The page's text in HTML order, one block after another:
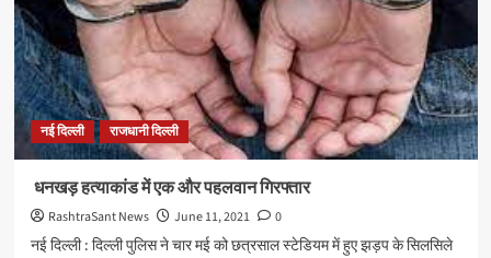
को
नहीं
कॉरपोरेट
मित्रों
को
होगा
लाभ:
टिकैत
नई दिल्ली राजधानी दिल्ली
धनखड़ हत्याकांड में एक और पहलवान गिरफ्तार
RashtraSant News June 11, 2021
0
नई दिल्ली : दिल्ली पुलिस ने चार मई को छत्रसाल स्टेडियम में हुए झड़प के सिलसिले